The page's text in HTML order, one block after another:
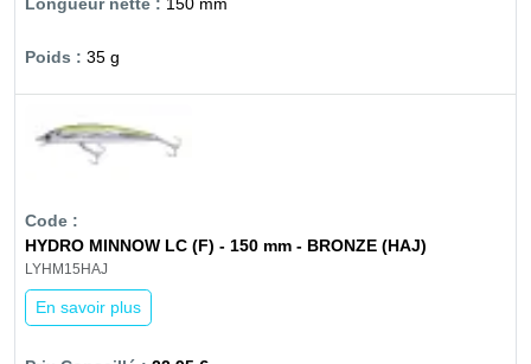
35 g
HYDRO MINNOW LC (F) - 150 mm - BRONZE (HAJ)
LYHM15HAJ
En savoir plus